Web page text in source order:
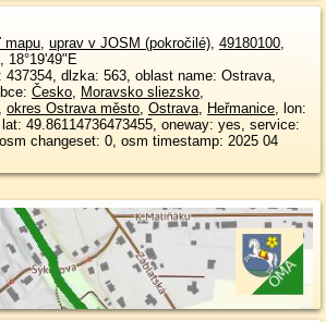
mapu, uprav v JOSM (pokročilé), 49180100,
, 18°19'49"E
Česko, Moravsko sliezsko,
, okres Ostrava město, Ostrava, Heřmanice, lon:
49.86114736473455, oneway: yes, service:
changeset: 0, osm timestamp: 2025 04